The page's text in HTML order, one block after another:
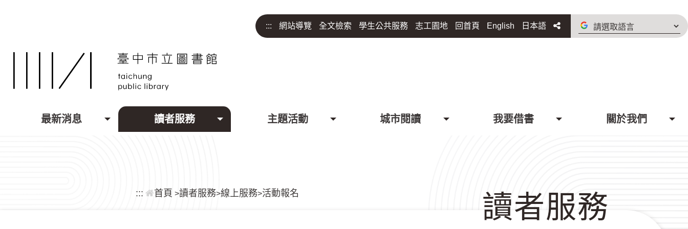
::: 網站導覽 全文檢索 學生公共服務 志工園地 回首頁 English 日本語 分享
請
選
最新消息 讀者服務 主題活動 城市閱讀 我要借書 關於我們
::: 首頁 >讀者服務>線上服務>活動報名 讀者服務